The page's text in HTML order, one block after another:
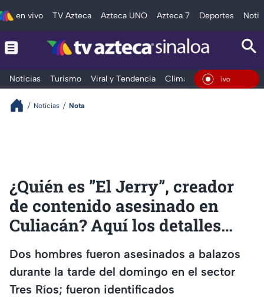
en vivo TV Azteca Azteca UNO Azteca 7 Deportes
Noticias Turismo Viral y Tendencia Clima Deportes
En Vivo
Noticias Nota
¿Quién es ”El Jerry”, creador
de contenido asesinado en
Culiacán? Aquí los detalles…
Dos hombres fueron asesinados a balazos
durante la tarde del domingo en el sector
Tres Ríos; fueron identificados